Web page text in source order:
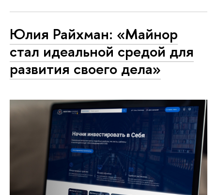
Юлия Райхман: «Майнор
стал идеальной средой для
развития своего дела»